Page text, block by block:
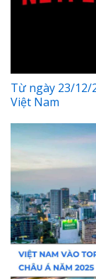
Từ ngày 23/12/
Việt Nam